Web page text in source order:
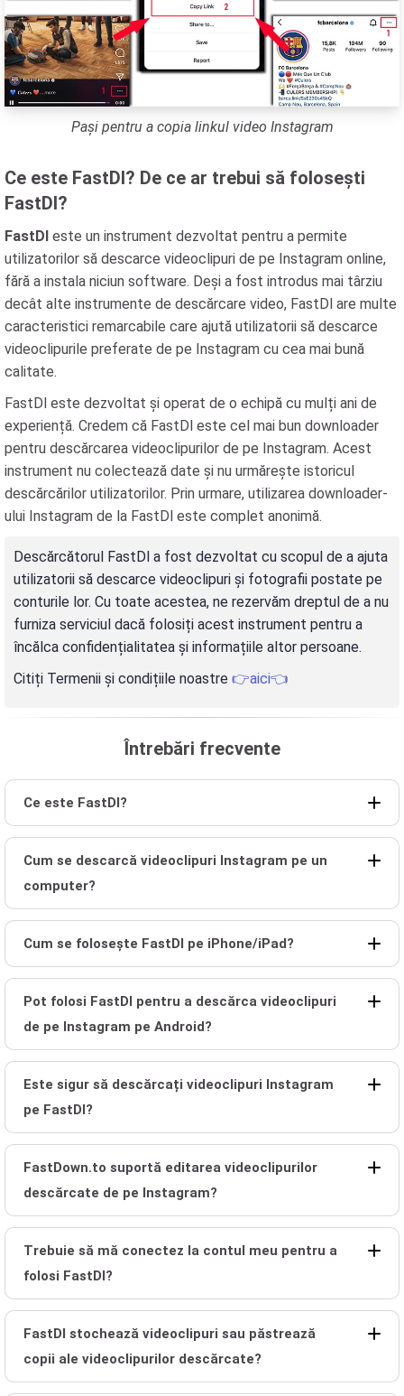
Pași pentru a copia linkul video Instagram
Ce este FastDl? De ce ar trebui să folosești
FastDl?
FastDl este un instrument dezvoltat pentru a permite
utilizatorilor să descarce videoclipuri de pe Instagram online,
fără a instala niciun software. Deși a fost introdus mai târziu
decât alte instrumente de descărcare video, FastDl are multe
caracteristici remarcabile care ajută utilizatorii să descarce
videoclipurile preferate de pe Instagram cu cea mai bună
calitate.
FastDl este dezvoltat și operat de o echipă cu mulți ani de
experiență. Credem că FastDl este cel mai bun downloader
pentru descărcarea videoclipurilor de pe Instagram. Acest
instrument nu colectează date și nu urmărește istoricul
descărcărilor utilizatorilor. Prin urmare, utilizarea downloader-
ului Instagram de la FastDl este complet anonimă.
Descărcătorul FastDl a fost dezvoltat cu scopul de a ajuta
utilizatorii să descarce videoclipuri și fotografii postate pe
conturile lor. Cu toate acestea, ne rezervăm dreptul de a nu
furniza serviciul dacă folosiți acest instrument pentru a
încălca confidențialitatea și informațiile altor persoane.
Citiți Termenii și condițiile noastre 👉aici👈
Întrebări frecvente
Ce este FastDl?
Cum se descarcă videoclipuri Instagram pe un
computer?
Cum se folosește FastDl pe iPhone/iPad?
Pot folosi FastDl pentru a descărca videoclipuri
de pe Instagram pe Android?
Este sigur să descărcați videoclipuri Instagram
pe FastDl?
FastDown.to suportă editarea videoclipurilor
descărcate de pe Instagram?
Trebuie să mă conectez la contul meu pentru a
folosi FastDl?
FastDl stochează videoclipuri sau păstrează
copii ale videoclipurilor descărcate?